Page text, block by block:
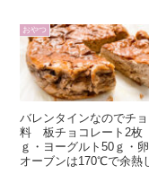
おやつ
バレンタインなのでチ
料 板チョコレート2枚
ｇ・ヨーグルト50ｇ・
オーブンは170℃で余熱